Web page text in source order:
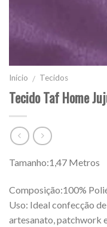
Início / Tecidos
Tecido Taf Home
Tamanho:1,47 Metros
Composição:100%
Uso: Ideal confecção
artesanato, patchwork